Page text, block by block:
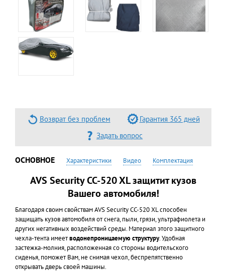
Возврат без проблем
Гарантия 365 дней
Задать вопрос
ОСНОВНОЕ Характеристики Видео Комплектация
AVS Security CC-520 XL защитит кузов
Вашего автомобиля!
Благодаря своим свойствам AVS Security CC-520 XL способен
защищать кузов автомобиля от снега, пыли, грязи, ультрафиолета и
других негативных воздействий среды. Материал этого защитного
чехла-тента имеетводонепроницаемую структуру. Удобная
застежка-молния, расположенная со стороны водительского
сиденья, поможет Вам, не снимая чехол, беспрепятственно
открывать дверь своей машины.